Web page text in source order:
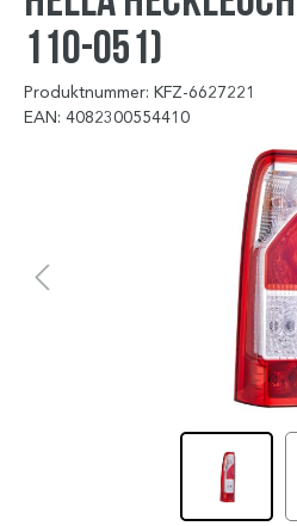
110-051)
Produktnummer: KFZ-6627221
EAN: 4082300554410